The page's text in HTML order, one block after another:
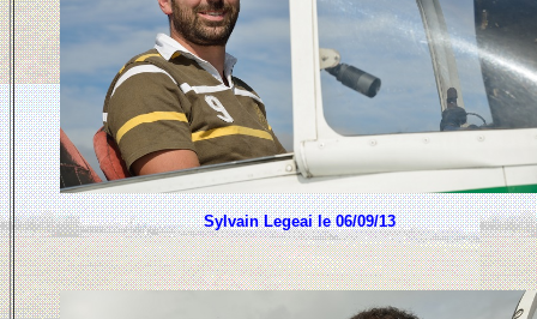
Sylvain Legeai le 06/09/13